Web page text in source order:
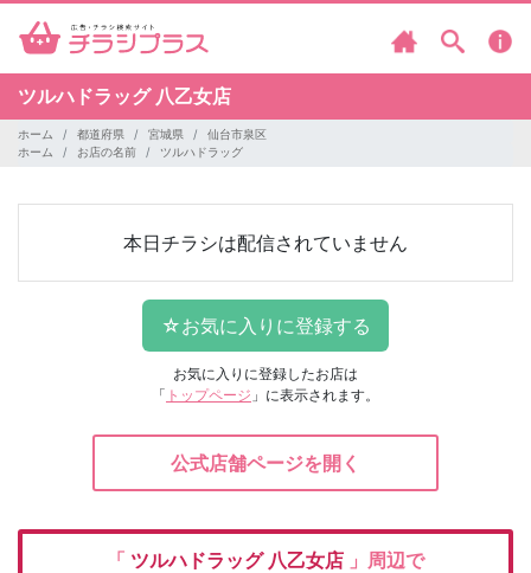
ツルハドラッグ 八乙女店
ホーム 都道府県 宮城県
仙台市泉区
ホーム
お店の名前 ツルハドラッグ
本日チラシは配信されていません
お気に入りに登録したお店は
「 トップページ 」に表示されます。
公式店舗ページを開く
「 ツルハドラッグ 八乙女店 」周辺で